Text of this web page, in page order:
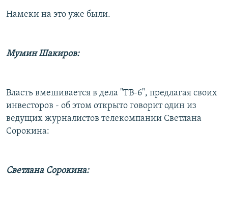
Намеки на это уже были.
Мумин Шакиров:
Власть вмешивается в дела "ТВ-6", предлагая своих
инвесторов - об этом открыто говорит один из
ведущих журналистов телекомпании Светлана
Сорокина:
Светлана Сорокина: